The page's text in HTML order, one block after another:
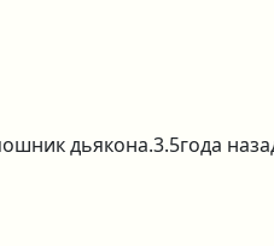
дьякона.3.5года